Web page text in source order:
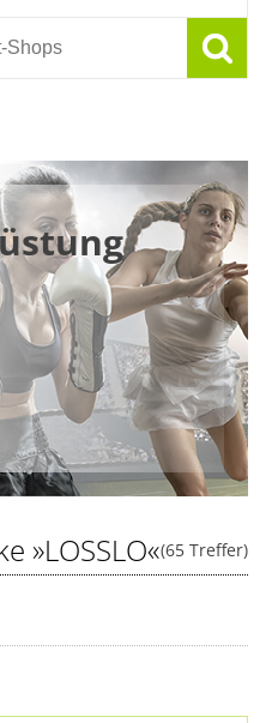
(65 Treffer)
»LOSSLO«